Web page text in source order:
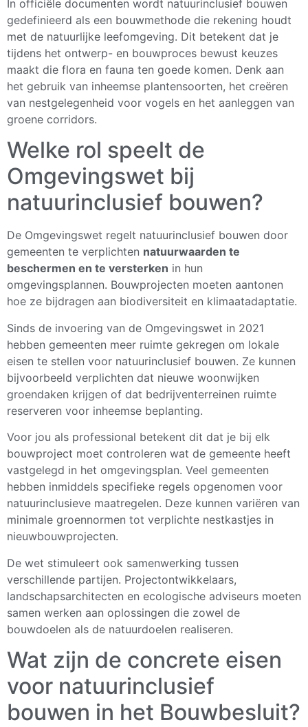
In officiële documenten wordt natuurinclusief bouwen
gedefinieerd als een bouwmethode die rekening houdt
met de natuurlijke leefomgeving. Dit betekent dat je
tijdens het ontwerp- en bouwproces bewust keuzes
maakt die flora en fauna ten goede komen. Denk aan
het gebruik van inheemse plantensoorten, het creëren
van nestgelegenheid voor vogels en het aanleggen van
groene corridors.
Welke rol speelt de
Omgevingswet bij
natuurinclusief bouwen?
De Omgevingswet regelt natuurinclusief bouwen door
gemeenten te verplichten natuurwaarden te
beschermen en te versterken in hun
omgevingsplannen. Bouwprojecten moeten aantonen
hoe ze bijdragen aan biodiversiteit en klimaatadaptatie.
Sinds de invoering van de Omgevingswet in 2021
hebben gemeenten meer ruimte gekregen om lokale
eisen te stellen voor natuurinclusief bouwen. Ze kunnen
bijvoorbeeld verplichten dat nieuwe woonwijken
groendaken krijgen of dat bedrijventerreinen ruimte
reserveren voor inheemse beplanting.
Voor jou als professional betekent dit dat je bij elk
bouwproject moet controleren wat de gemeente heeft
vastgelegd in het omgevingsplan. Veel gemeenten
hebben inmiddels specifieke regels opgenomen voor
natuurinclusieve maatregelen. Deze kunnen variëren van
minimale groennormen tot verplichte nestkastjes in
nieuwbouwprojecten.
De wet stimuleert ook samenwerking tussen
verschillende partijen. Projectontwikkelaars,
landschapsarchitecten en ecologische adviseurs moeten
samen werken aan oplossingen die zowel de
bouwdoelen als de natuurdoelen realiseren.
Wat zijn de concrete eisen
voor natuurinclusief
bouwen in het Bouwbesluit?